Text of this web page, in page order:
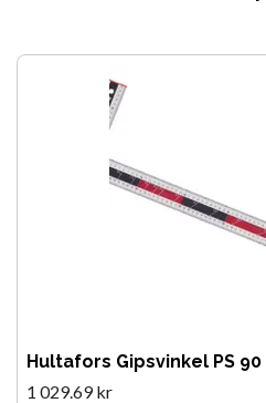
Hultafors Gipsvinkel PS 90
1 029.69 kr